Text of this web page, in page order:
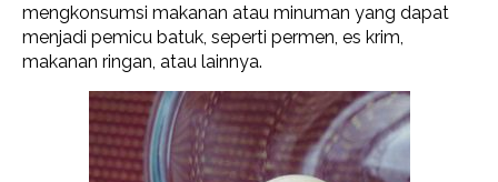
mengkonsumsi makanan atau minuman yang dapat
menjadi pemicu batuk, seperti permen, es krim,
makanan ringan, atau lainnya.